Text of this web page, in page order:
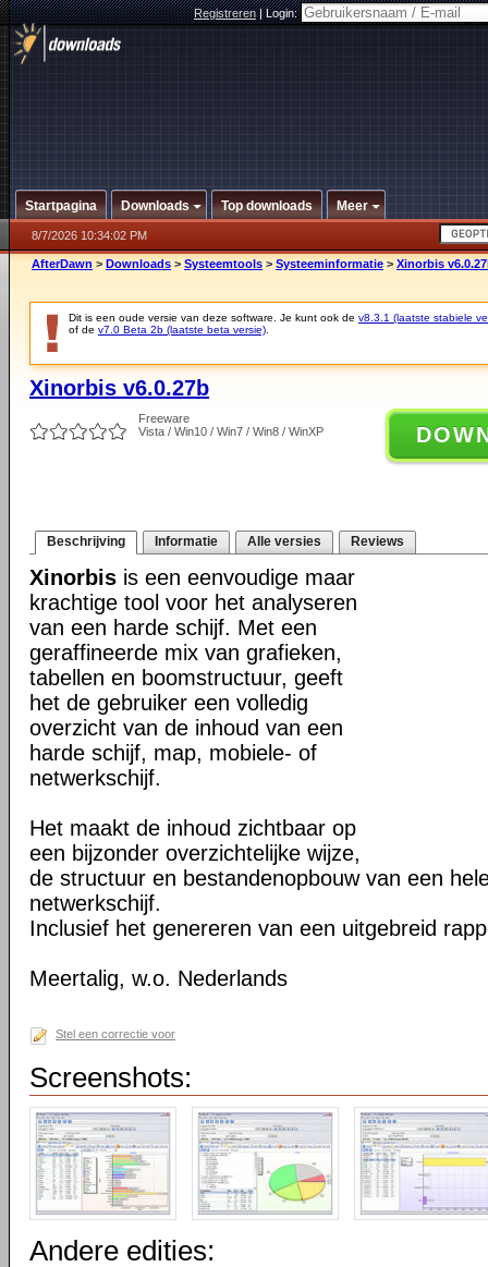
Registreren|Login:
Startpagina Downloads Top downloads Meer
8/7/2026 10:34:02 PM
AfterDawn > Downloads > Systeemtools > Systeeminformatie > Xinorbis
Dit is een oude versie van deze software. Je kunt ook de v8.3.1 (laatste stabiele
of de v7.0 Beta 2b (laatste beta versie)
Xinorbis v6.0.27b
Freeware
Vista / Win10 / Win7 / Win8 / WinXP
Beschrijving Informatie Alle versies Reviews
Xinorbis is een eenvoudige maar
krachtige tool voor het analyseren
van een harde schijf. Met een
geraffineerde mix van grafieken,
tabellen en boomstructuur, geeft
het de gebruiker een volledig
overzicht van de inhoud van een
harde schijf, map, mobiele- of
netwerkschijf.
Het maakt de inhoud zichtbaar op
een bijzonder overzichtelijke wijze,
de structuur en bestandenopbouw van een
netwerkschijf.
Inclusief het genereren van een uitgebreid
Meertalig, w.o. Nederlands
Stel een correctie voor
Screenshots:
Andere edities: